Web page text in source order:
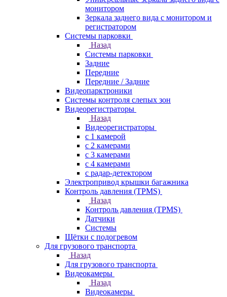
монитором
Зеркала заднего вида с монитором и
регистратором
Системы парковки
Назад
Системы парковки
Задние
Передние
Передние / Задние
Видеопарктроники
Системы контроля слепых зон
Видеорегистраторы
Назад
Видеорегистраторы
с 1 камерой
с 2 камерами
с 3 камерами
с 4 камерами
с радар-детектором
Электропривод крышки багажника
Контроль давления (TPMS)
Назад
Контроль давления (TPMS)
Датчики
Системы
Щётки с подогревом
Для грузового транспорта
Назад
Для грузового транспорта
Видеокамеры
Назад
Видеокамеры